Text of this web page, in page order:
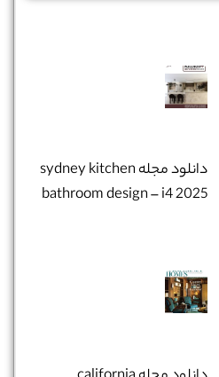
دانلود مجله sydney kitchen
bathroom design – i4 2025